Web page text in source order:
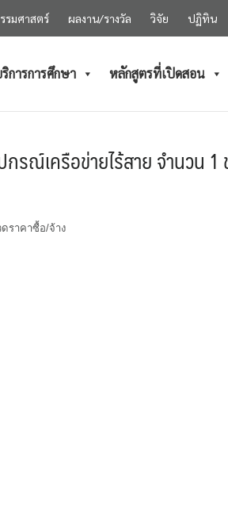
รมศาสตร์ ผลงาน/รางวัล วิจัย ปฏิทิน
การการศึกษา หลักสูตรที่เปิดสอน
รณ์เครือข่ายไร้สาย จำนวน
ราคาซื้อ/จ้าง